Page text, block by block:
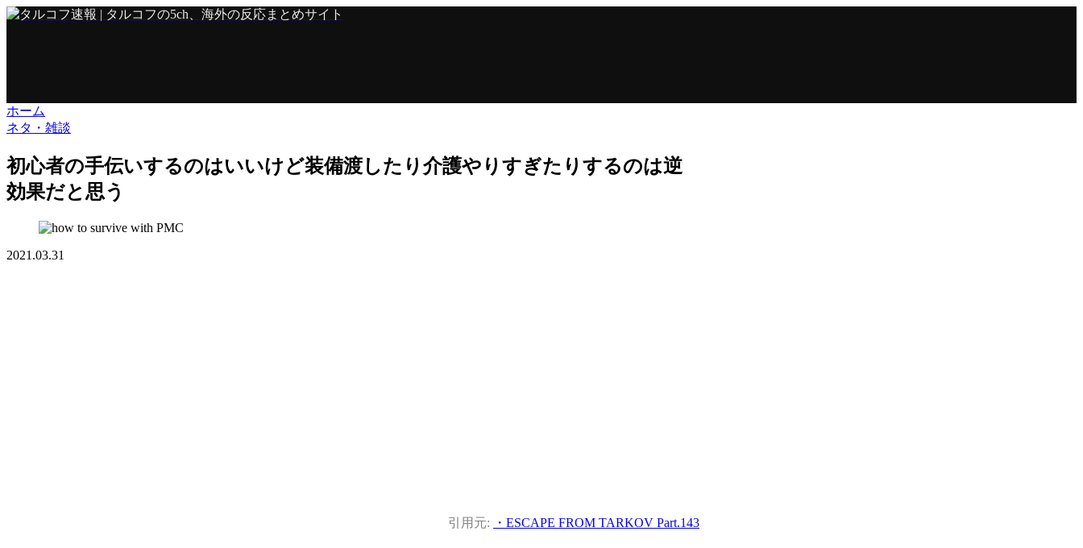
ホーム
ネタ・雑談
初心者の手伝いするのはいいけど装備渡したり介護やりすぎたりするのは逆
効果だと思う
2021.03.31
引用元: ・ESCAPE FROM TARKOV Part.143